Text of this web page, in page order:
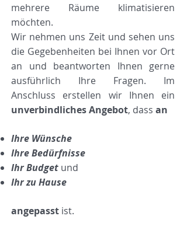
mehrere Räume klimatisieren
möchten.
Wir nehmen uns Zeit und sehen uns
die Gegebenheiten bei Ihnen vor Ort
an und beantworten Ihnen gerne
ausführlich Ihre Fragen. Im
Anschluss erstellen wir Ihnen ein
unverbindliches Angebot, dass an
Ihre Wünsche
Ihre Bedürfnisse
Ihr Budget und
Ihr zu Hause
angepasst ist.